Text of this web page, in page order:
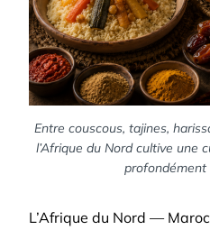
Entre couscous, tajines,
l’Afrique du Nord cultive une
profondément
L’Afrique du Nord —